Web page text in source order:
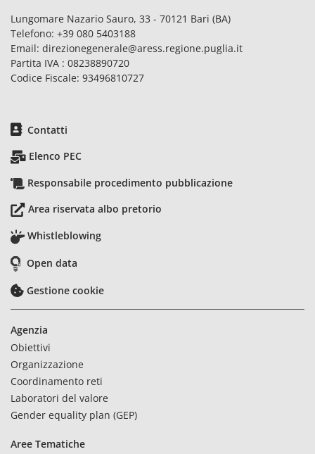
Lungomare Nazario Sauro, 33 - 70121 Bari (BA)
Telefono: +39 080 5403188
Email: direzionegenerale@aress.regione.puglia.it
Partita IVA : 08238890720
Codice Fiscale: 93496810727
Contatti
Elenco PEC
Responsabile procedimento pubblicazione
Area riservata albo pretorio
Whistleblowing
Open data
Gestione cookie
Agenzia
Obiettivi
Organizzazione
Coordinamento reti
Laboratori del valore
Gender equality plan (GEP)
Aree Tematiche